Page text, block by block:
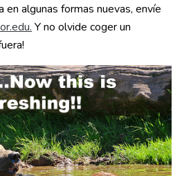
en algunas formas nuevas, envíe
Y no olvide coger un